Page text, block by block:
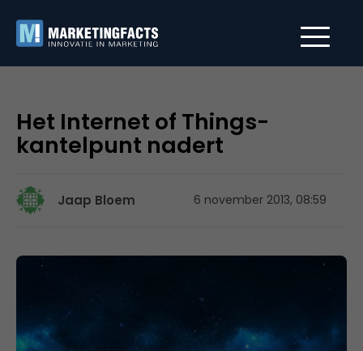
Het Internet of Things-
kantelpunt nadert
Jaap Bloem 6 november 2013, 08:59